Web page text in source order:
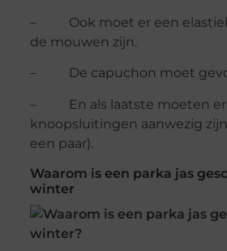
– Ook moet er een
de mouwen zijn.
– De capuchon moet
– En als laatste moeten er
knoopsluitingen aanwezig
een paar).
Waarom is een parka jas
winter